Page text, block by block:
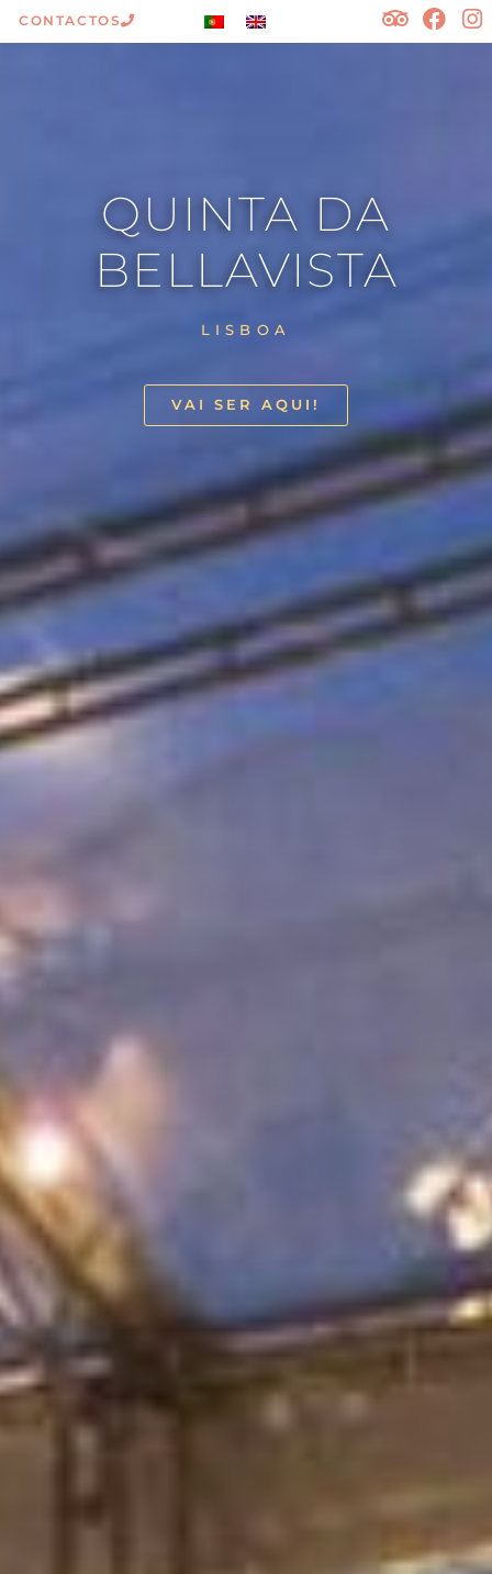
CONTACTOS
QUINTA DA
BELLAVISTA
LISBOA
VAI SER AQUI!